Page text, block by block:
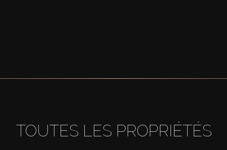
TOUTES LES PROPRIÉTÉS